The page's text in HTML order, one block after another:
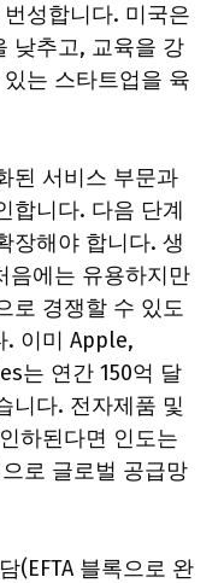
성합니다. 미국은
낮추고, 교육을 강
는 스타트업을 육
된 서비스 부문과
합니다. 다음 단계
장해야 합니다. 생
음에는 유용하지만
로 경쟁할 수 있도
. 이미 Apple,
는 연간 150억 달
니다. 전자제품 및
하된다면 인도는
로 글로벌 공급망
(EFTA 블록으로 완